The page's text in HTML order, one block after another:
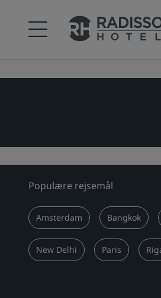
Populære rejsemål
Amsterdam Bangkok
New Delhi Paris